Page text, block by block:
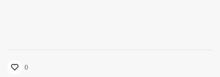
0